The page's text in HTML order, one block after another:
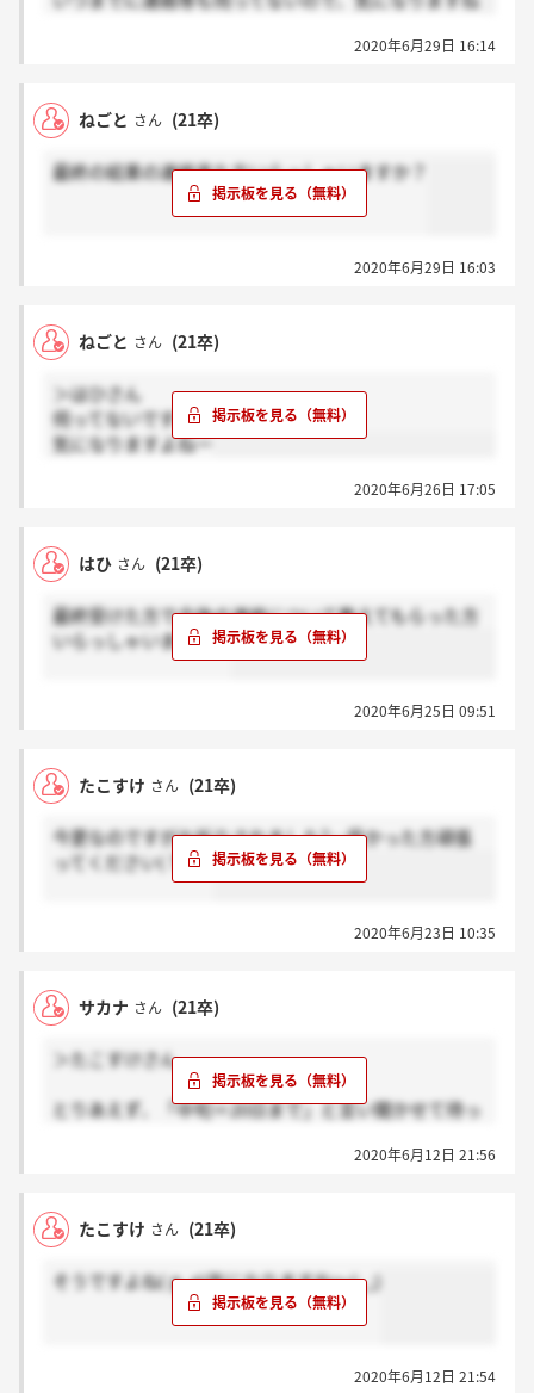
2020年6月29日 16:14
ねごと さん (21卒)
最終の結果の連絡来た方いらっしゃいますか？
2020年6月29日 16:03
ねごと さん (21卒)
＞はひさん
伺ってないです…
気になりますよねー
2020年6月26日 17:05
はひ さん (21卒)
最終受けた方で今後の連絡について教えてもらった方
いらっしゃいますか？
2020年6月25日 09:51
たこすけ さん (21卒)
今更なのですがお祈りされました?…受かった方頑張
ってください( ??? )?
2020年6月23日 10:35
サカナ さん (21卒)
＞たこすけさん
とりあえず、「中旬＝20日まで」と言い聞かせて待っ
2020年6月12日 21:56
たこすけ さん (21卒)
そうですよね( p_q)気になりますね～(;_;)
2020年6月12日 21:54